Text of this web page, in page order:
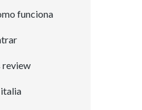
funciona
review